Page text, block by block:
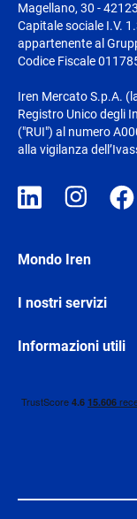
Magellano, 30 -
Capitale sociale I.V.
appartenente al
Codice Fiscale
Iren Mercato S.p.A.
Registro Unico degli
("RUI") al numero
alla vigilanza
Mondo Iren
I nostri servizi
Informazioni utili